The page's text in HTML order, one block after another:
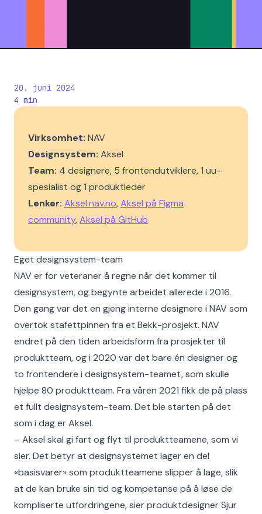
20. juni 2024
4 min
Virksomhet: NAV
Designsystem: Aksel
Team: 4 designere, 5 frontendutviklere, 1 uu-
spesialist og 1 produktleder
Lenker: Aksel.nav.no,Aksel på Figma
community,Aksel på GitHub
Eget designsystem-team
NAV er for veteraner å regne når det kommer til
designsystem, og begynte arbeidet allerede i 2016.
Den gang var det en gjeng interne designere i NAV som
overtok stafettpinnen fra et Bekk-prosjekt. NAV
endret på den tiden arbeidsform fra prosjekter til
produktteam, og i 2020 var det bare én designer og
to frontendere i designsystem-teamet, som skulle
hjelpe 80 produktteam. Fra våren 2021 fikk de på plass
et fullt designsystem-team. Det ble starten på det
som i dag er Aksel.
– Aksel skal gi fart og flyt til produktteamene, som vi
sier. Det betyr at designsystemet lager en del
«basisvarer» som produktteamene slipper å lage, slik
at de kan bruke sin tid og kompetanse på å løse de
kompliserte utfordringene, sier produktdesigner Sjur